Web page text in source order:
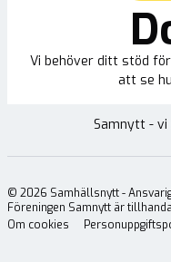
Vi behöver ditt stöd
att se
Samnytt - vi
© 2026 Samhällsnytt -
Föreningen Samnytt är
Om cookies